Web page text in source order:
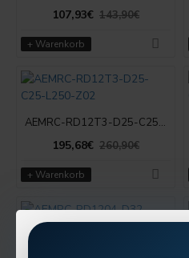
107,93€ 143,90€
+ Warenkorb
AEMRC-RD12T3-D25-C25-L250-Z02
195,68€ 260,90€
+ Warenkorb